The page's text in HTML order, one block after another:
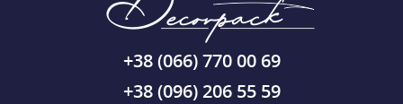
+38 (066) 770 00 69
+38 (096) 206 55 59